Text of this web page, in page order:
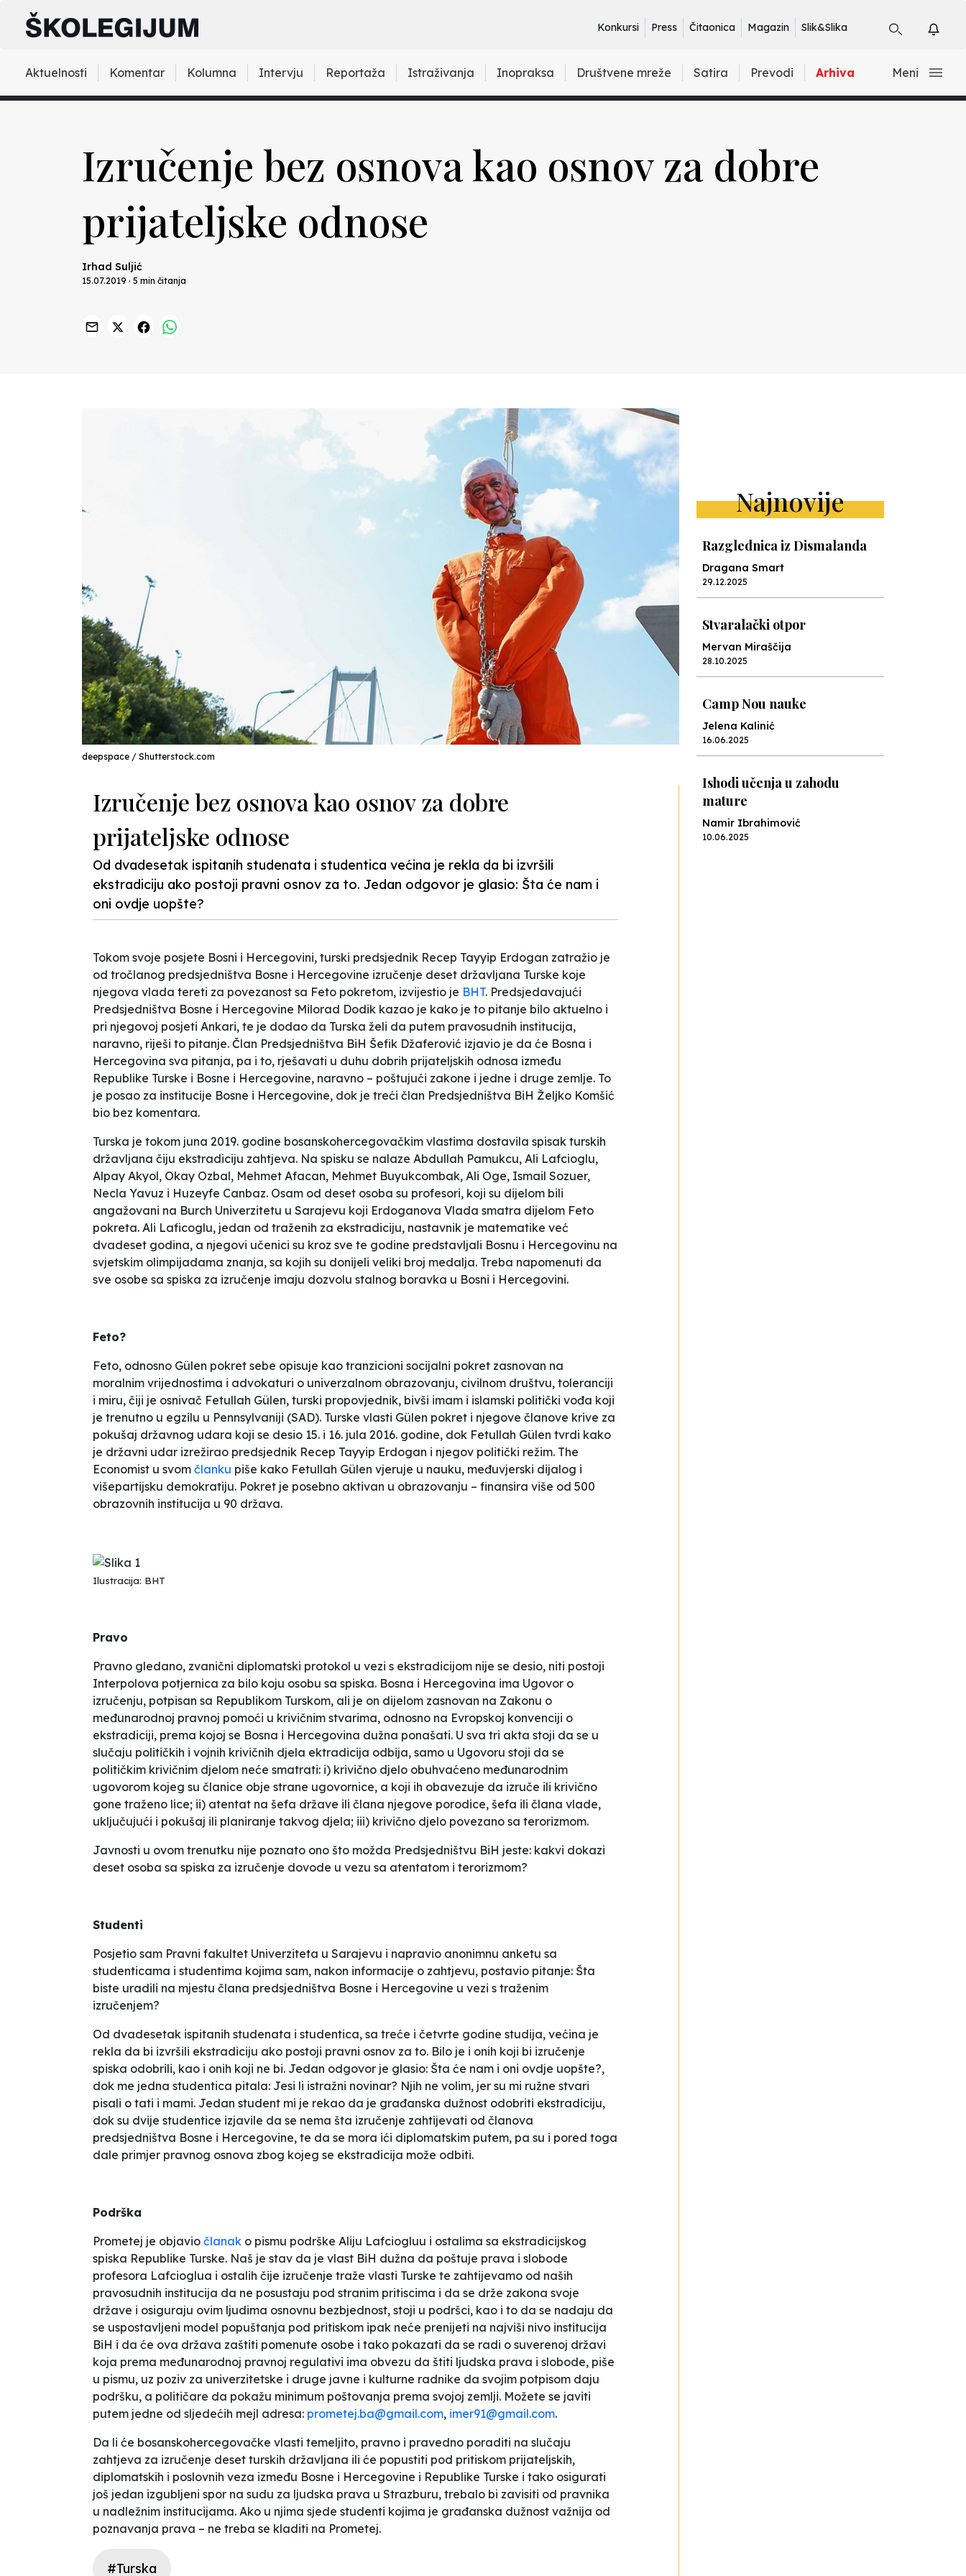
Konkursi Press Čitaonica Magazin Slik&Slika
Aktuelnosti Komentar Kolumna Intervju Reportaža Istraživanja Inopraksa Društvene mreže Satira Prevodi Arhiva Meni
Izručenje bez osnova kao osnov za dobre
prijateljske odnose
Irhad Suljić
15.07.2019 · 5 min čitanja
deepspace / Shutterstock.com
Izručenje bez osnova kao osnov za dobre
prijateljske odnose
Od dvadesetak ispitanih studenata i studentica većina je rekla da bi izvršili
ekstradiciju ako postoji pravni osnov za to. Jedan odgovor je glasio: Šta će nam i
oni ovdje uopšte?
Tokom svoje posjete Bosni i Hercegovini, turski predsjednik Recep Tayyip Erdogan zatražio je
od tročlanog predsjedništva Bosne i Hercegovine izručenje deset državljana Turske koje
njegova vlada tereti za povezanost sa Feto pokretom, izvijestio je BHT. Predsjedavajući
Predsjedništva Bosne i Hercegovine Milorad Dodik kazao je kako je to pitanje bilo aktuelno i
pri njegovoj posjeti Ankari, te je dodao da Turska želi da putem pravosudnih institucija,
naravno, riješi to pitanje. Član Predsjedništva BiH Šefik Džaferović izjavio je da će Bosna i
Hercegovina sva pitanja, pa i to, rješavati u duhu dobrih prijateljskih odnosa između
Republike Turske i Bosne i Hercegovine, naravno – poštujući zakone i jedne i druge zemlje. To
je posao za institucije Bosne i Hercegovine, dok je treći član Predsjedništva BiH Željko Komšić
bio bez komentara.
Turska je tokom juna 2019. godine bosanskohercegovačkim vlastima dostavila spisak turskih
državljana čiju ekstradiciju zahtjeva. Na spisku se nalaze Abdullah Pamukcu, Ali Lafcioglu,
Alpay Akyol, Okay Ozbal, Mehmet Afacan, Mehmet Buyukcombak, Ali Oge, Ismail Sozuer,
Necla Yavuz i Huzeyfe Canbaz. Osam od deset osoba su profesori, koji su dijelom bili
angažovani na Burch Univerzitetu u Sarajevu koji Erdoganova Vlada smatra dijelom Feto
pokreta. Ali Laficoglu, jedan od traženih za ekstradiciju, nastavnik je matematike već
dvadeset godina, a njegovi učenici su kroz sve te godine predstavljali Bosnu i Hercegovinu na
svjetskim olimpijadama znanja, sa kojih su donijeli veliki broj medalja. Treba napomenuti da
sve osobe sa spiska za izručenje imaju dozvolu stalnog boravka u Bosni i Hercegovini.
Feto?
Feto, odnosno Gülen pokret sebe opisuje kao tranzicioni socijalni pokret zasnovan na
moralnim vrijednostima i advokaturi o univerzalnom obrazovanju, civilnom društvu, toleranciji
i miru, čiji je osnivač Fetullah Gülen, turski propovjednik, bivši imam i islamski politički vođa koji
je trenutno u egzilu u Pennsylvaniji (SAD). Turske vlasti Gülen pokret i njegove članove krive za
pokušaj državnog udara koji se desio 15. i 16. jula 2016. godine, dok Fetullah Gülen tvrdi kako
je državni udar izrežirao predsjednik Recep Tayyip Erdogan i njegov politički režim. The
Economist u svom članku piše kako Fetullah Gülen vjeruje u nauku, međuvjerski dijalog i
višepartijsku demokratiju. Pokret je posebno aktivan u obrazovanju – finansira više od 500
obrazovnih institucija u 90 država.
Ilustracija: BHT
Pravo
Pravno gledano, zvanični diplomatski protokol u vezi s ekstradicijom nije se desio, niti postoji
Interpolova potjernica za bilo koju osobu sa spiska. Bosna i Hercegovina ima Ugovor o
izručenju, potpisan sa Republikom Turskom, ali je on dijelom zasnovan na Zakonu o
međunarodnoj pravnoj pomoći u krivičnim stvarima, odnosno na Evropskoj konvenciji o
ekstradiciji, prema kojoj se Bosna i Hercegovina dužna ponašati. U sva tri akta stoji da se u
slučaju političkih i vojnih krivičnih djela ektradicija odbija, samo u Ugovoru stoji da se
političkim krivičnim djelom neće smatrati: i) krivično djelo obuhvaćeno međunarodnim
ugovorom kojeg su članice obje strane ugovornice, a koji ih obavezuje da izruče ili krivično
gone traženo lice; ii) atentat na šefa države ili člana njegove porodice, šefa ili člana vlade,
uključujući i pokušaj ili planiranje takvog djela; iii) krivično djelo povezano sa terorizmom.
Javnosti u ovom trenutku nije poznato ono što možda Predsjedništvu BiH jeste: kakvi dokazi
deset osoba sa spiska za izručenje dovode u vezu sa atentatom i terorizmom?
Studenti
Posjetio sam Pravni fakultet Univerziteta u Sarajevu i napravio anonimnu anketu sa
studenticama i studentima kojima sam, nakon informacije o zahtjevu, postavio pitanje: Šta
biste uradili na mjestu člana predsjedništva Bosne i Hercegovine u vezi s traženim
izručenjem?
Od dvadesetak ispitanih studenata i studentica, sa treće i četvrte godine studija, većina je
rekla da bi izvršili ekstradiciju ako postoji pravni osnov za to. Bilo je i onih koji bi izručenje
spiska odobrili, kao i onih koji ne bi. Jedan odgovor je glasio: Šta će nam i oni ovdje uopšte?,
dok me jedna studentica pitala: Jesi li istražni novinar? Njih ne volim, jer su mi ružne stvari
pisali o tati i mami. Jedan student mi je rekao da je građanska dužnost odobriti ekstradiciju,
dok su dvije studentice izjavile da se nema šta izručenje zahtijevati od članova
predsjedništva Bosne i Hercegovine, te da se mora ići diplomatskim putem, pa su i pored toga
dale primjer pravnog osnova zbog kojeg se ekstradicija može odbiti.
Podrška
Prometej je objavio članak o pismu podrške Aliju Lafciogluu i ostalima sa ekstradicijskog
spiska Republike Turske. Naš je stav da je vlast BiH dužna da poštuje prava i slobode
profesora Lafcioglua i ostalih čije izručenje traže vlasti Turske te zahtijevamo od naših
pravosudnih institucija da ne posustaju pod stranim pritiscima i da se drže zakona svoje
države i osiguraju ovim ljudima osnovnu bezbjednost, stoji u podršci, kao i to da se nadaju da
se uspostavljeni model popuštanja pod pritiskom ipak neće prenijeti na najviši nivo institucija
BiH i da će ova država zaštiti pomenute osobe i tako pokazati da se radi o suverenoj državi
koja prema međunarodnoj pravnoj regulativi ima obvezu da štiti ljudska prava i slobode, piše
u pismu, uz poziv za univerzitetske i druge javne i kulturne radnike da svojim potpisom daju
podršku, a političare da pokažu minimum poštovanja prema svojoj zemlji. Možete se javiti
putem jedne od sljedećih mejl adresa: prometej.ba@gmail.com, imer91@gmail.com.
Da li će bosanskohercegovačke vlasti temeljito, pravno i pravedno poraditi na slučaju
zahtjeva za izručenje deset turskih državljana ili će popustiti pod pritiskom prijateljskih,
diplomatskih i poslovnih veza između Bosne i Hercegovine i Republike Turske i tako osigurati
još jedan izgubljeni spor na sudu za ljudska prava u Strazburu, trebalo bi zavisiti od pravnika
u nadležnim institucijama. Ako u njima sjede studenti kojima je građanska dužnost važnija od
poznavanja prava – ne treba se kladiti na Prometej.
#Turska
Najnovije
Razglednica iz Dismalanda
Dragana Smart
29.12.2025
Stvaralački otpor
Mervan Miraščija
28.10.2025
Camp Nou nauke
Jelena Kalinić
16.06.2025
Ishodi učenja u zahodu
mature
Namir Ibrahimović
10.06.2025